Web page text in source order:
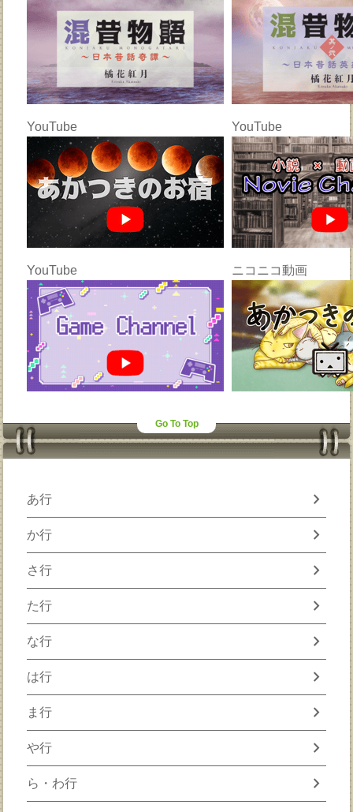
YouTube YouTube
YouTube ニコニコ動画
Go To Top
あ行 chevron_right
か行 chevron_right
さ行 chevron_right
た行 chevron_right
な行 chevron_right
は行 chevron_right
ま行 chevron_right
や行 chevron_right
ら・わ行 chevron_right